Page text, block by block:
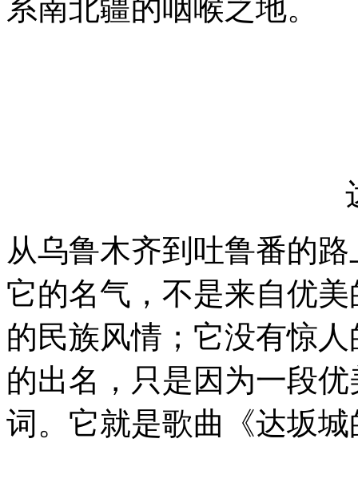
系南北疆的咽喉之地。
从乌鲁木齐到吐鲁番的
它的名气，不是来自优
的民族风情；它没有惊
的出名，只是因为一段
词。它就是歌曲《达坂